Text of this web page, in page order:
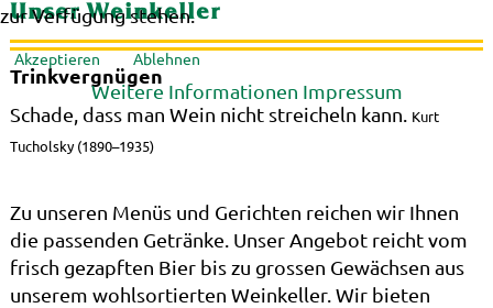
Unser Weinkeller
Trinkvergnügen
Schade, dass man Wein nicht streicheln kann. Kurt
Tucholsky (1890–1935)
Zu unseren Menüs und Gerichten reichen wir Ihnen
die passenden Getränke. Unser Angebot reicht vom
frisch gezapften Bier bis zu grossen Gewächsen aus
unserem wohlsortierten Weinkeller. Wir bieten
zur Verfügung stehen.
Akzeptieren Ablehnen
Weitere Informationen Impressum